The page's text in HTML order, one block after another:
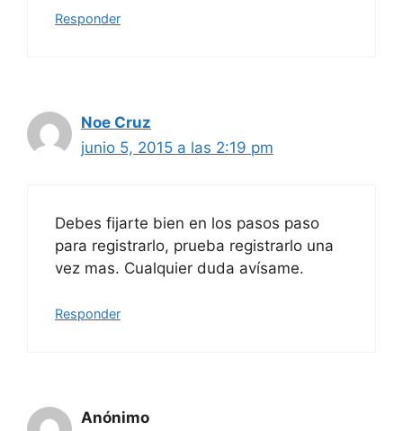
Responder
Noe Cruz
junio 5, 2015 a las 2:19 pm
Debes fijarte bien en los pasos paso
para registrarlo, prueba registrarlo una
vez mas. Cualquier duda avísame.
Responder
Anónimo